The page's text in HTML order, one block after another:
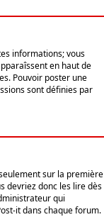
informations; vous
en haut de
Pouvoir poster une
sont définies par
sur la première
devriez donc les lire dès
qui
it dans chaque forum.